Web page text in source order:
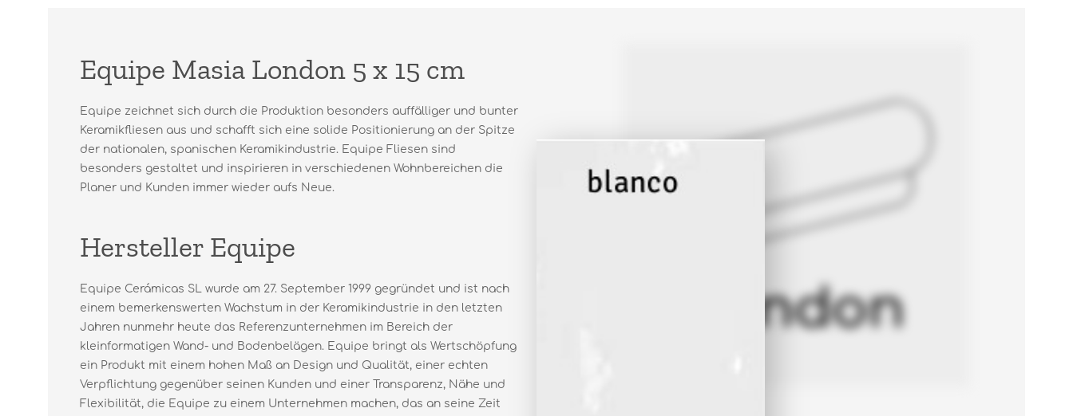
Equipe Masia London 5 x 15 cm
Equipe zeichnet sich durch die Produktion besonders auffälliger und bunter
Keramikfliesen aus und schafft sich eine solide Positionierung an der Spitze
der nationalen, spanischen Keramikindustrie. Equipe Fliesen sind
besonders gestaltet und inspirieren in verschiedenen Wohnbereichen die
Planer und Kunden immer wieder aufs Neue.
Hersteller Equipe
Equipe Cerámicas SL wurde am 27. September 1999 gegründet und ist nach
einem bemerkenswerten Wachstum in der Keramikindustrie in den letzten
Jahren nunmehr heute das Referenzunternehmen im Bereich der
kleinformatigen Wand- und Bodenbelägen. Equipe bringt als Wertschöpfung
ein Produkt mit einem hohen Maß an Design und Qualität, einer echten
Verpflichtung gegenüber seinen Kunden und einer Transparenz, Nähe und
Flexibilität, die Equipe zu einem Unternehmen machen, das an seine Zeit